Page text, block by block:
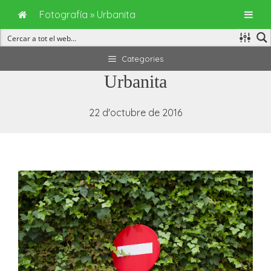
al
Categories
Urbanita
22 d'octubre de 2016
Fotografía » Urbanita